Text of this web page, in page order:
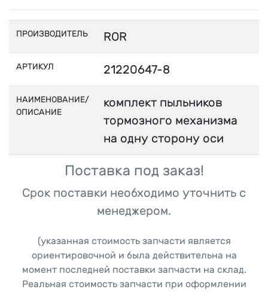
ПРОИЗВОДИТЕЛЬ ROR
АРТИКУЛ 21220647-8
НАИМЕНОВАНИЕ/
ОПИСАНИЕ
комплект пыльников
тормозного механизма
на одну сторону оси
Поставка под заказ!
Срок поставки необходимо уточнить с
менеджером.
(указанная стоимость запчасти является
ориентировочной и была действительна на
момент последней поставки запчасти на склад.
Реальная стоимость запчасти при оформлении